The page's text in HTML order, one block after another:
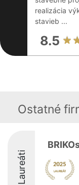
realizácia
stavieb ...
8.5
Ostatné
Laureáti